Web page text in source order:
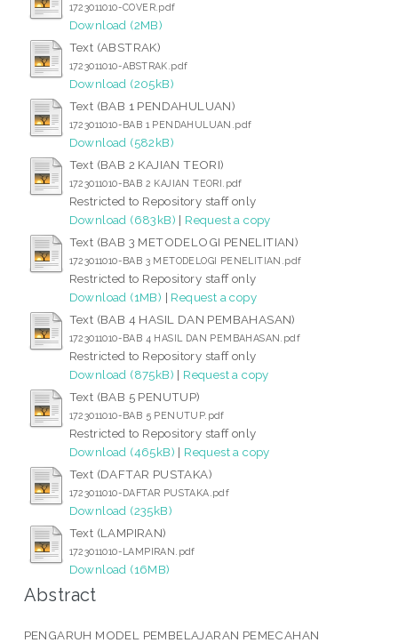
1723011010-COVER.pdf
Download (2MB)
Text (ABSTRAK)
1723011010-ABSTRAK.pdf
Download (205kB)
Text (BAB 1 PENDAHULUAN)
1723011010-BAB 1 PENDAHULUAN.pdf
Download (582kB)
Text (BAB 2 KAJIAN TEORI)
1723011010-BAB 2 KAJIAN TEORI.pdf
Restricted to Repository staff only
Download (683kB) | Request a copy
Text (BAB 3 METODELOGI PENELITIAN)
1723011010-BAB 3 METODELOGI PENELITIAN.pdf
Restricted to Repository staff only
Download (1MB) | Request a copy
Text (BAB 4 HASIL DAN PEMBAHASAN)
1723011010-BAB 4 HASIL DAN PEMBAHASAN.pdf
Restricted to Repository staff only
Download (875kB) | Request a copy
Text (BAB 5 PENUTUP)
1723011010-BAB 5 PENUTUP.pdf
Restricted to Repository staff only
Download (465kB) | Request a copy
Text (DAFTAR PUSTAKA)
1723011010-DAFTAR PUSTAKA.pdf
Download (235kB)
Text (LAMPIRAN)
1723011010-LAMPIRAN.pdf
Download (16MB)
Abstract
PENGARUH MODEL PEMBELAJARAN PEMECAHAN